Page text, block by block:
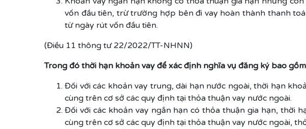
vốn đầu tiên, trừ trường hợp bên đi vay hoàn thành thanh
từ ngày rút vốn đầu tiên.
(Điều 11 thông tư 22/2022/TT-NHNN)
Trong đó thời hạn khoản vay để xác định nghĩa vụ đăng ký bao
Đối với các khoản vay trung, dài hạn nước ngoài, thời hạn
cùng trên cơ sở các quy định tại thỏa thuận vay nước ngoài.
Đối với các khoản vay ngắn hạn có thỏa thuận gia hạn, thời
cùng trên cơ sở các quy định tại thỏa thuận vay nước ngoài,